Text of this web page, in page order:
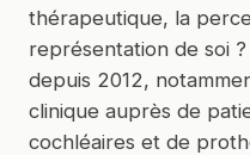
thérapeutique, la
représentation de soi
depuis 2012,
clinique auprès de
cochléaires et de